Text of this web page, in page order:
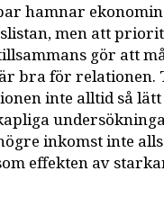
hamnar
men att
gör att
bra för relationen.
inte alltid så
inkomst inte
effekten av